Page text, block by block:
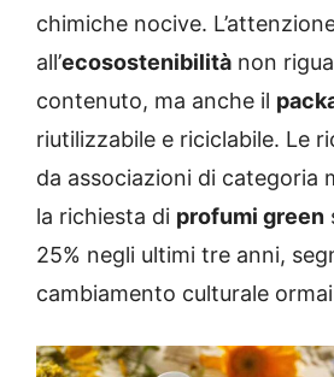
chimiche nocive.
all’ecosostenibilità non
contenuto, ma anche il
riutilizzabile e riciclabile. Le
da associazioni di categoria
la richiesta di profumi green
25% negli ultimi tre anni,
cambiamento culturale